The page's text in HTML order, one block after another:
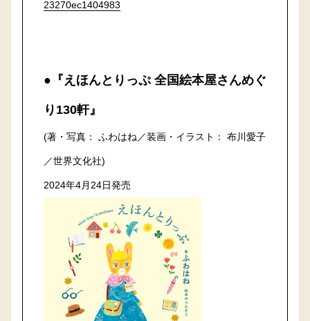
23270ec1404983
●『えほんとりっぷ 全国絵本屋さんめぐ
り130軒』
(著・写真： ふわはね／装画・イラスト： 布川愛子
／世界文化社)
2024年4月24日発売